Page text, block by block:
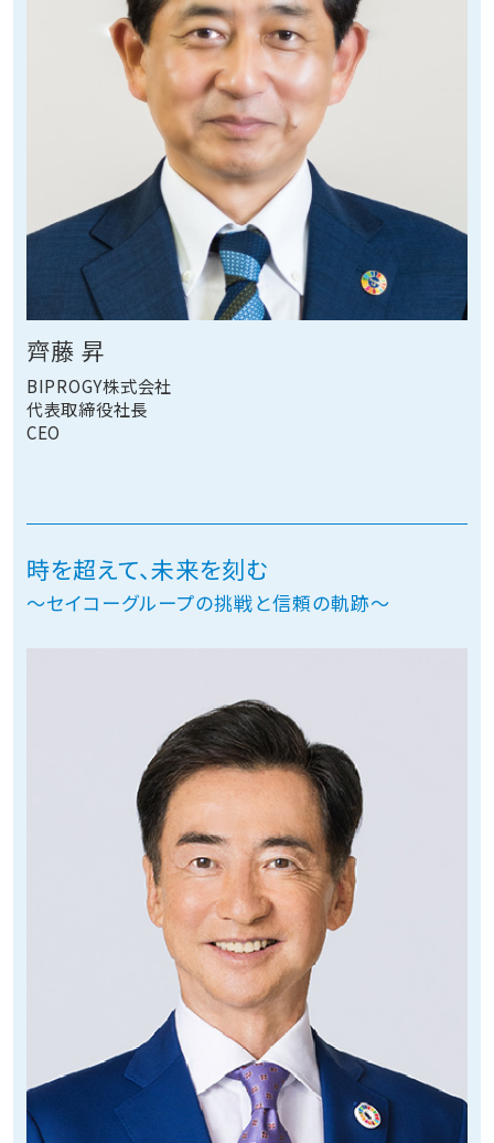
齊藤 昇
BIPROGY株式会社
代表取締役社長
CEO
時を超えて、未来を刻む
～セイコーグループの挑戦と信頼の軌跡～